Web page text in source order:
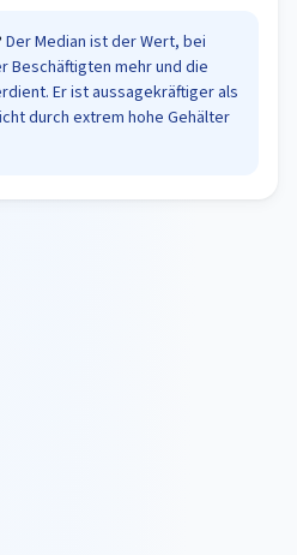
Der Median ist der Wert, bei
Beschäftigten mehr und die
Er ist aussagekräftiger als
durch extrem hohe Gehälter